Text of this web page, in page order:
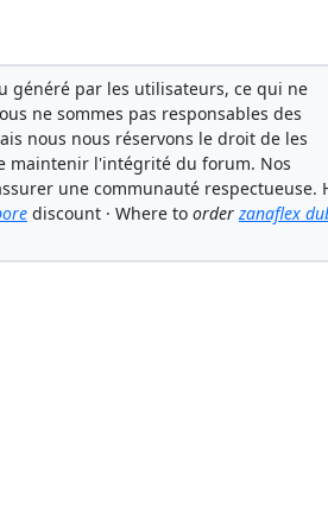
généré par les utilisateurs, ce qui ne
ne sommes pas responsables des
nous nous réservons le droit de les
maintenir l'intégrité du forum. Nos
une communauté respectueuse.
discount · Where to orderzanaflex